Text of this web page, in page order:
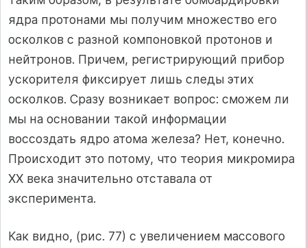
ядра протонами мы получим множество его
осколков с разной компоновкой протонов и
нейтронов. Причем, регистрирующий прибор
ускорителя фиксирует лишь следы этих
осколков. Сразу возникает вопрос: сможем ли
мы на основании такой информации
воссоздать ядро атома железа? Нет, конечно.
Происходит это потому, что теория микромира
ХХ века значительно отставала от
эксперимента.
Как видно, (рис. 77) с увеличением массового